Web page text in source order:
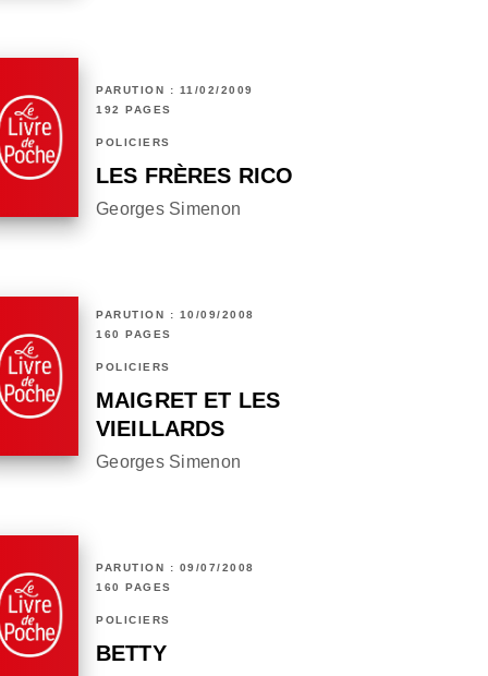
PARUTION : 11/02/2009
192 PAGES
POLICIERS
LES FRÈRES RICO
Georges Simenon
PARUTION : 10/09/2008
160 PAGES
POLICIERS
MAIGRET ET LES
VIEILLARDS
Georges Simenon
PARUTION : 09/07/2008
160 PAGES
POLICIERS
BETTY